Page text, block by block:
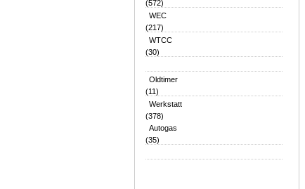
(572)
WEC
(217)
WTCC
(30)
Oldtimer
(11)
Werkstatt
(378)
Autogas
(35)